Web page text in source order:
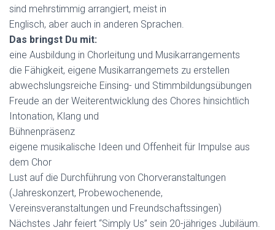
sind mehrstimmig arrangiert, meist in
Englisch, aber auch in anderen Sprachen.
Das bringst Du mit:
eine Ausbildung in Chorleitung und Musikarrangements
die Fähigkeit, eigene Musikarrangemets zu erstellen
abwechslungsreiche Einsing- und Stimmbildungsübungen
Freude an der Weiterentwicklung des Chores hinsichtlich
Intonation, Klang und
Bühnenpräsenz
eigene musikalische Ideen und Offenheit für Impulse aus
dem Chor
Lust auf die Durchführung von Chorveranstaltungen
(Jahreskonzert, Probewochenende,
Vereinsveranstaltungen und Freundschaftssingen)
Nächstes Jahr feiert “Simply Us” sein 20-jähriges Jubiläum.